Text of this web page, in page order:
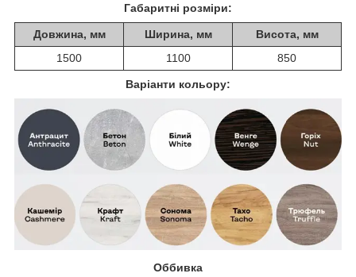
Габаритні розміри:
Довжина, мм Ширина, мм
Висота, мм
1500
1100 850
Варіанти кольору:
Оббивка